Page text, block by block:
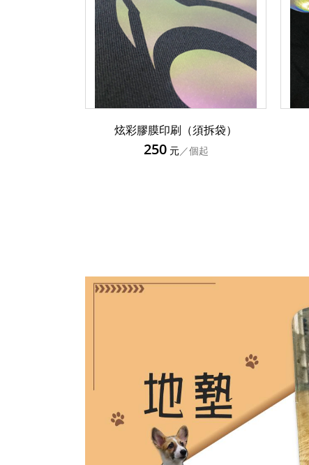
炫彩膠膜印刷（須拆袋）
250 元／個起